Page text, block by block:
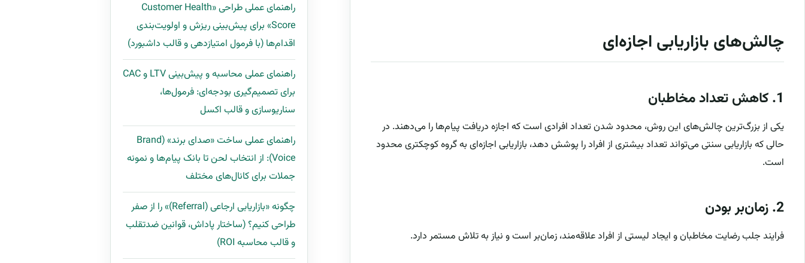
چالش‌های بازاریابی اجازه‌ای
1. کاهش تعداد مخاطبان
یکی از بزرگ‌ترین چالش‌های این روش، محدود شدن تعداد افرادی است که اجازه دریافت پیام‌ها را می‌دهند. در
حالی که بازاریابی سنتی می‌تواند تعداد بیشتری از افراد را پوشش دهد، بازاریابی اجازه‌ای به گروه کوچکتری محدود
است.
2. زمان‌بر بودن
فرایند جلب رضایت مخاطبان و ایجاد لیستی از افراد علاقه‌مند، زمان‌بر است و نیاز به تلاش مستمر دارد.
راهنمای عملی طراحی «Customer Health
Score» برای پیش‌بینی ریزش و اولویت‌بندی
اقدام‌ها (با فرمول امتیازدهی و قالب داشبورد)
راهنمای عملی محاسبه و پیش‌بینی LTV و CAC
برای تصمیم‌گیری بودجه‌ای: فرمول‌ها،
سناریوسازی و قالب اکسل
راهنمای عملی ساخت «صدای برند» (Brand
Voice): از انتخاب لحن تا بانک پیام‌ها و نمونه
جملات برای کانال‌های مختلف
چگونه «بازاریابی ارجاعی (Referral)» را از صفر
طراحی کنیم؟ (ساختار پاداش، قوانین ضدتقلب
و قالب محاسبه ROI)